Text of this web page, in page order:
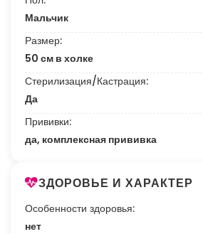
Мальчик
Размер:
50 см в холке
Стерилизация/Кастрация:
Да
Прививки:
да, комплексная прививка
ЗДОРОВЬЕ И ХАРАКТЕР
Особенности здоровья:
нет